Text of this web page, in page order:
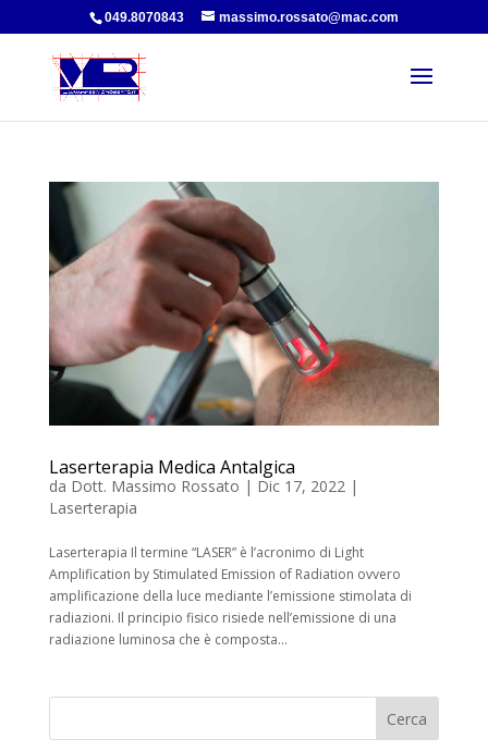
049.8070843 massimo.rossato@mac.com
Laserterapia Medica Antalgica
da Dott. Massimo Rossato | Dic 17, 2022|
Laserterapia
Laserterapia Il termine “LASER” è l’acronimo di Light
Amplification by Stimulated Emission of Radiation ovvero
amplificazione della luce mediante l’emissione stimolata di
radiazioni. Il principio fisico risiede nell’emissione di una
radiazione luminosa che è composta...